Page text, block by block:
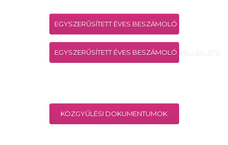
EGYSZERŰSÍTETT ÉVES BESZÁMOLÓ
EGYSZERŰSÍTETT ÉVES BESZÁMOLÓ MELLÉKLETE
KÖZGYŰLÉSI DOKUMENTUMOK